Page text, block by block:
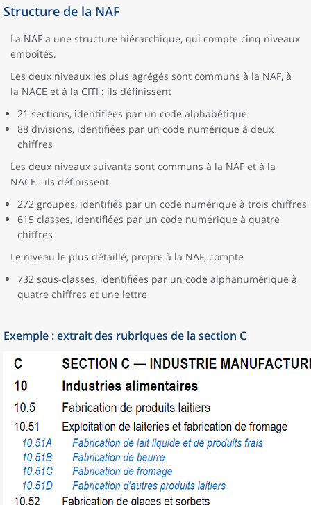
Structure de la NAF
La NAF a une structure hiérarchique, qui compte cinq niveaux
emboîtés.
Les deux niveaux les plus agrégés sont communs à la NAF, à
la NACE et à la CITI : ils définissent
21 sections, identifiées par un code alphabétique
88 divisions, identifiées par un code numérique à deux
chiffres
Les deux niveaux suivants sont communs à la NAF et à la
NACE : ils définissent
272 groupes, identifiés par un code numérique à trois chiffres
615 classes, identifiées par un code numérique à quatre
chiffres
Le niveau le plus détaillé, propre à la NAF, compte
732 sous-classes, identifiées par un code alphanumérique à
quatre chiffres et une lettre
Exemple : extrait des rubriques de la section C